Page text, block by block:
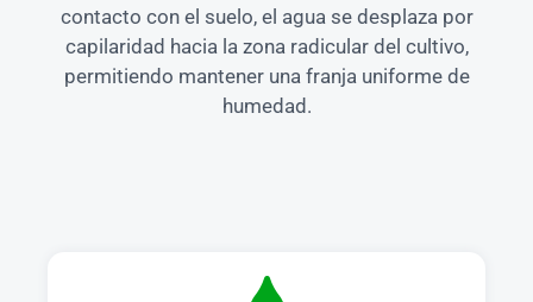
contacto con el suelo, el agua se desplaza por
capilaridad hacia la zona radicular del cultivo,
permitiendo mantener una franja uniforme de
humedad.